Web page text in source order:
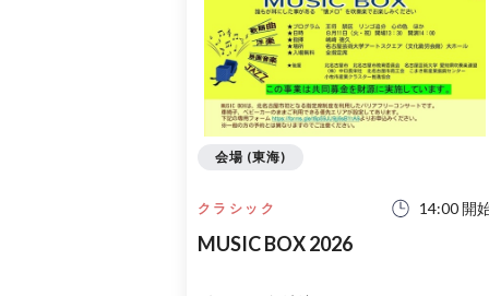
クラシック 14:00 開
MUSIC BOX 2026
会場 (東海)